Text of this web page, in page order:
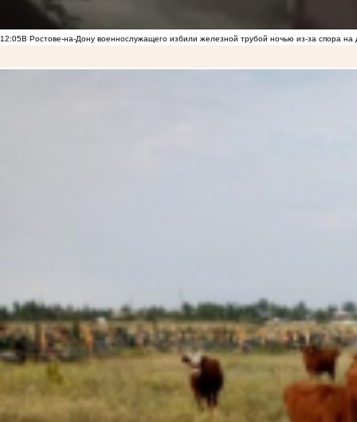
12:05В Ростове-на-Дону военнослужащего избили железной трубой ночью из-за спора на